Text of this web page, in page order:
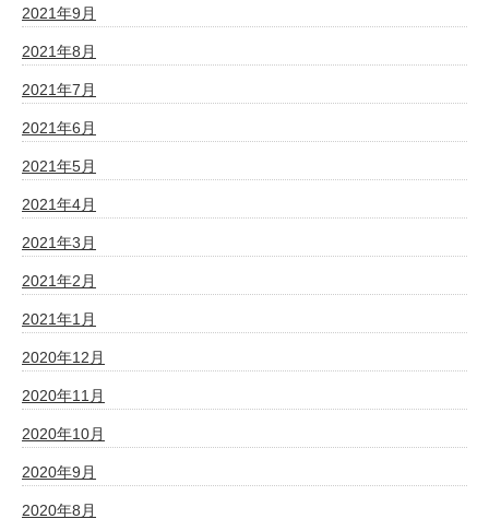
2021年9月
2021年8月
2021年7月
2021年6月
2021年5月
2021年4月
2021年3月
2021年2月
2021年1月
2020年12月
2020年11月
2020年10月
2020年9月
2020年8月